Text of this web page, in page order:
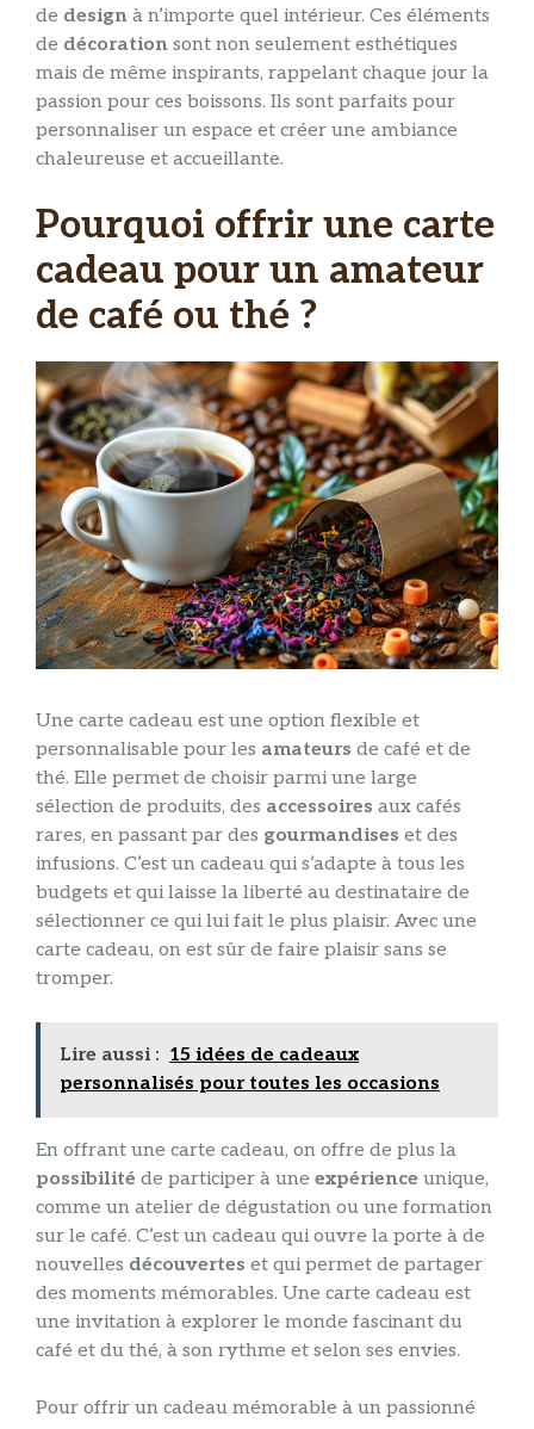
de design à n’importe quel intérieur. Ces éléments
de décoration sont non seulement esthétiques
mais de même inspirants, rappelant chaque jour la
passion pour ces boissons. Ils sont parfaits pour
personnaliser un espace et créer une ambiance
chaleureuse et accueillante.
Pourquoi offrir une carte
cadeau pour un amateur
de café ou thé ?
Une carte cadeau est une option flexible et
personnalisable pour les amateurs de café et de
thé. Elle permet de choisir parmi une large
sélection de produits, des accessoires aux cafés
rares, en passant par des gourmandises et des
infusions. C’est un cadeau qui s’adapte à tous les
budgets et qui laisse la liberté au destinataire de
sélectionner ce qui lui fait le plus plaisir. Avec une
carte cadeau, on est sûr de faire plaisir sans se
tromper.
Lire aussi : 15 idées de cadeaux
personnalisés pour toutes les occasions
En offrant une carte cadeau, on offre de plus la
possibilité de participer à une expérience unique,
comme un atelier de dégustation ou une formation
sur le café. C’est un cadeau qui ouvre la porte à de
nouvelles découvertes et qui permet de partager
des moments mémorables. Une carte cadeau est
une invitation à explorer le monde fascinant du
café et du thé, à son rythme et selon ses envies.
Pour offrir un cadeau mémorable à un passionné